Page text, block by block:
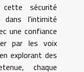
sécurité
l'intimité
une confiance
par les voix
explorant des
chaque